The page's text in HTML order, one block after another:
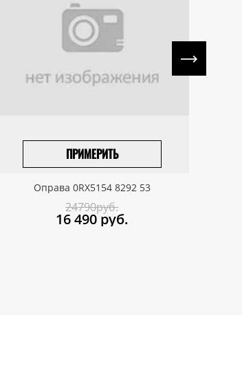
ПРИМЕРИТЬ
ПРИВЕЗТИ ПОД ЗАКАЗ
Оправа 0RX5154 8292 53
24790руб.
16 490 руб.